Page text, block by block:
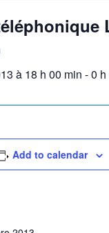
à 18 h 00 min -0 h
Add to calendar